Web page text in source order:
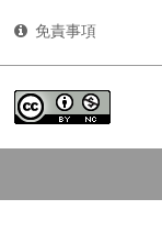
免責事項